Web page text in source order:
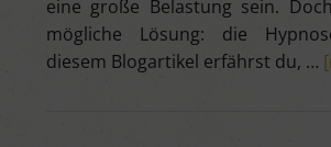
eine große Belastung sein.
mögliche Lösung: die
diesem Blogartikel erfährst du, …